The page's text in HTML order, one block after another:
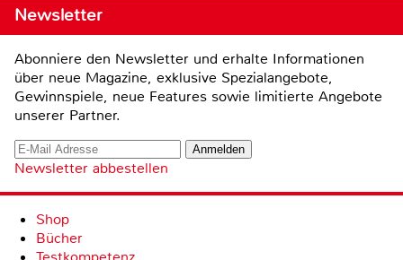
Newsletter
Abonniere den Newsletter und erhalte Informationen
über neue Magazine, exklusive Spezialangebote,
Gewinnspiele, neue Features sowie limitierte Angebote
unserer Partner.
Newsletter abbestellen
Shop
Bücher